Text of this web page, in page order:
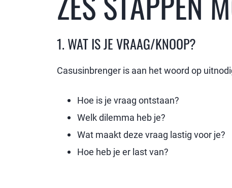
1. WAT IS JE VRAAG/KNOOP?
Casusinbrenger is aan het woord op
Hoe is je vraag ontstaan?
Welk dilemma heb je?
Wat maakt deze vraag lastig voor je?
Hoe heb je er last van?